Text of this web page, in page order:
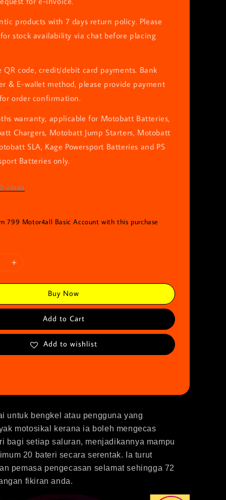
products with 7 days return policy. Please
stock availability via chat before placing
QR code, credit/debit card payments. Bank
& E-wallet method, please provide payment
order confirmation.
warranty, applicable for Motobatt Batteries,
Chargers, Motobatt Jump Starters, Motobatt
SLA, Kage Powersport Batteries and PS
Batteries only.
votes
799 Motor4all Basic Account with this purchase
Buy Now
Add to Cart
Add to wishlist
untuk bengkel atau pengguna yang
motosikal kerana ia boleh mengecas
bagi setiap saluran, menjadikannya mampu
20 bateri secara serentak. Ia turut
pemasa pengecasan selamat sehingga 72
fikiran anda.